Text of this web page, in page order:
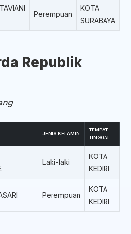
Perempuan
KOTA
SURABAYA
Republik
JENIS KELAMIN
TEMPAT
TINGGAL
Laki-laki
KOTA
KEDIRI
Perempuan
KOTA
KEDIRI